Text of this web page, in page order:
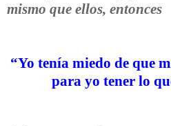
mismo que ellos, entonces
“Yo tenía miedo de que
para yo tener lo